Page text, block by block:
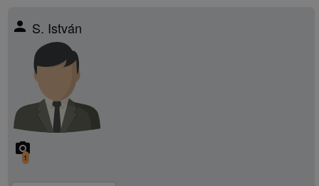
person S. István
camera_alt
1